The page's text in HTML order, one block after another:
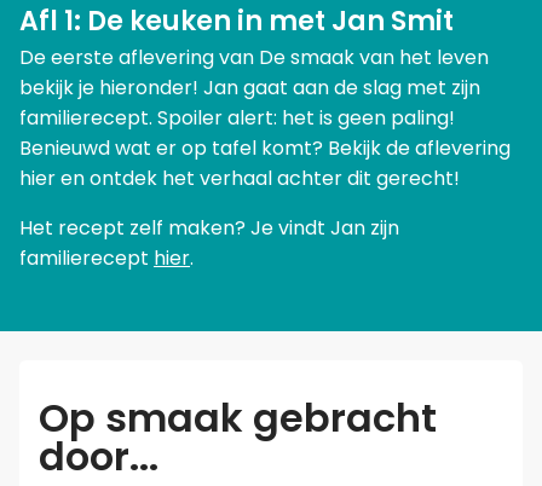
Afl 1: De keuken in met Jan Smit
De eerste aflevering van De smaak van het leven
bekijk je hieronder! Jan gaat aan de slag met zijn
familierecept. Spoiler alert: het is geen paling!
Benieuwd wat er op tafel komt? Bekijk de aflevering
hier en ontdek het verhaal achter dit gerecht!
Het recept zelf maken? Je vindt Jan zijn
familierecept hier.
Op smaak gebracht
door...